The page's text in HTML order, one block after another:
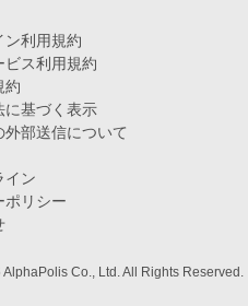
ン利用規約
ビス利用規約
約
に基づく表示
部送信について
イン
ポリシー
Co., Ltd. All Rights Reserved.